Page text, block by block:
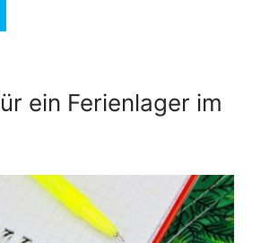
ein Ferienlager im